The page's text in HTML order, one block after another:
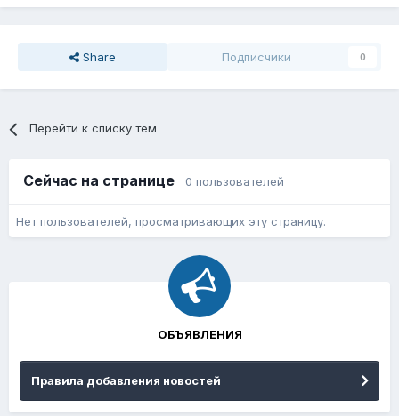
Share Подписчики 0
Перейти к списку тем
Сейчас на странице 0 пользователей
Нет пользователей, просматривающих эту страницу.
ОБЪЯВЛЕНИЯ
Правила добавления новостей